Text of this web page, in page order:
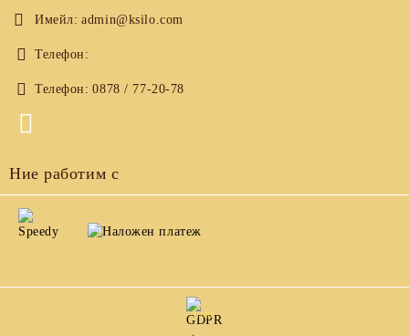
Имейл: admin@ksilo.com
Телефон:
Телефон: 0878 / 77-20-78
Ние работим с
GDPR